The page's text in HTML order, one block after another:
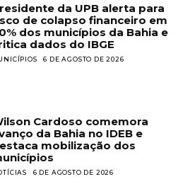
da UPB alerta para
de colapso financeiro em
dos municípios da Bahia e
dados do IBGE
6 DE AGOSTO DE 2026
Cardoso comemora
da Bahia no IDEB e
mobilização dos
6 DE AGOSTO DE 2026